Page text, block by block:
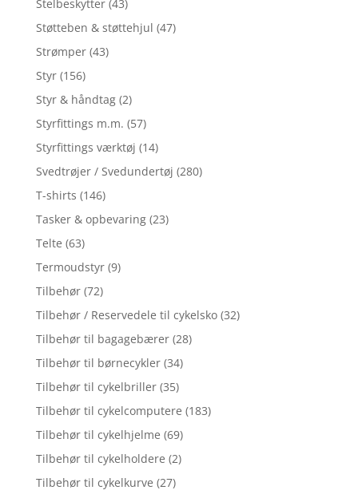
Stelbeskytter (43)
Støtteben & støttehjul (47)
Strømper (43)
Styr (156)
Styr & håndtag (2)
Styrfittings m.m. (57)
Styrfittings værktøj (14)
Svedtrøjer / Svedundertøj (280)
T-shirts (146)
Tasker & opbevaring (23)
Telte (63)
Termoudstyr (9)
Tilbehør (72)
Tilbehør / Reservedele til cykelsko (32)
Tilbehør til bagagebærer (28)
Tilbehør til børnecykler (34)
Tilbehør til cykelbriller (35)
Tilbehør til cykelcomputere (183)
Tilbehør til cykelhjelme (69)
Tilbehør til cykelholdere (2)
Tilbehør til cykelkurve (27)